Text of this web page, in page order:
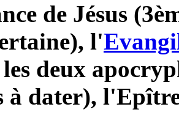
de Jésus
l'
les deux
dater),